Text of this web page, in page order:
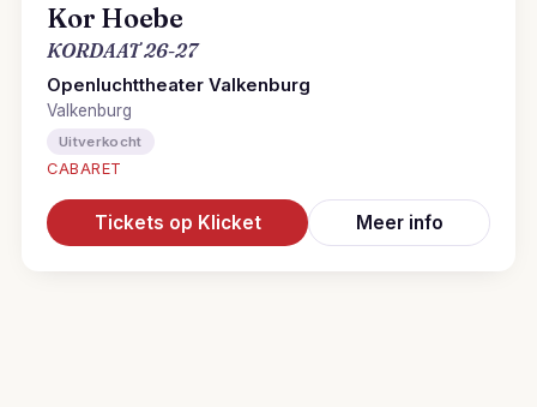
Kor Hoebe
KORDAAT 26-27
Openluchttheater Valkenburg
Valkenburg
Uitverkocht
CABARET
Tickets op Klicket Meer info